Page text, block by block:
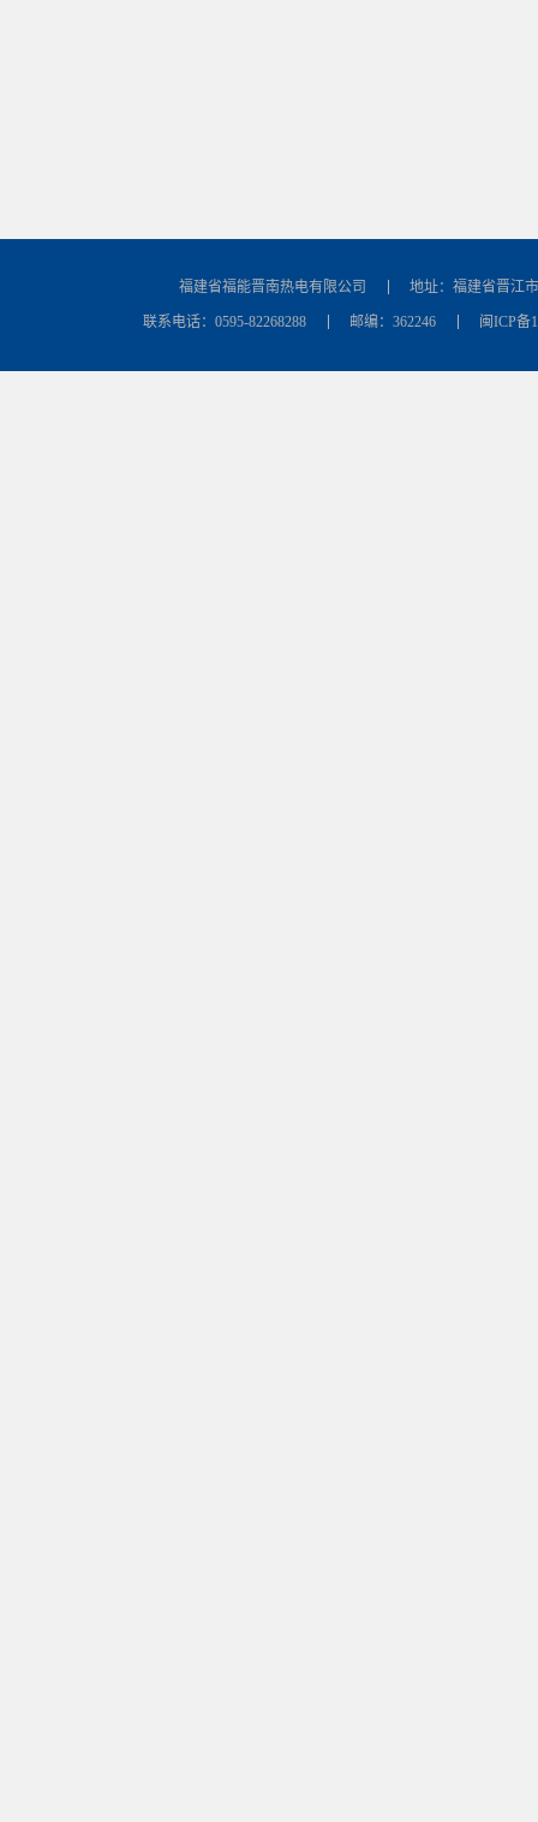
福建省福能晋南热电有限公司 地址：福建省晋江
联系电话：0595-82268288 邮编：362246 闽ICP备